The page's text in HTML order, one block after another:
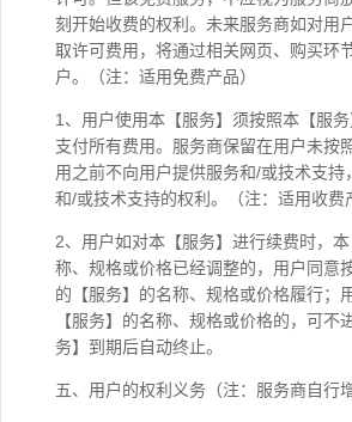
刻开始收费的权利。未来服务商如对用
取许可费用，将通过相关网页、购买环
户。（注：适用免费产品）
1、用户使用本【服务】须按照本【服务
支付所有费用。服务商保留在用户未按
用之前不向用户提供服务和/或技术支持
和/或技术支持的权利。（注：适用收费
2、用户如对本【服务】进行续费时，
称、规格或价格已经调整的，用户同意
的【服务】的名称、规格或价格履行；
【服务】的名称、规格或价格的，可不
务】到期后自动终止。
五、用户的权利义务（注：服务商自行